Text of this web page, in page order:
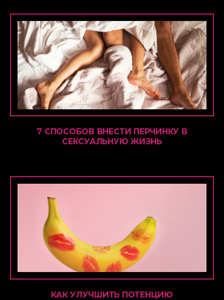
7 СПОСОБОВ ВНЕСТИ ПЕРЧИНКУ В
СЕКСУАЛЬНУЮ ЖИЗНЬ
КАК УЛУЧШИТЬ ПОТЕНЦИЮ